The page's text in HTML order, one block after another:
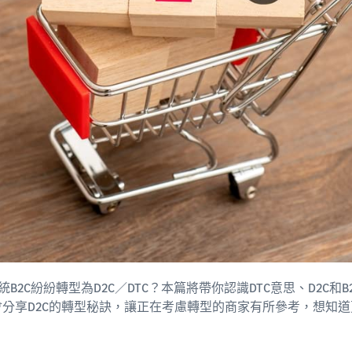
紛紛轉型為D2C／DTC？本篇將帶你認識DTC意思、D2C
享D2C的轉型秘訣，讓正在考慮轉型的商家有所參考，想知